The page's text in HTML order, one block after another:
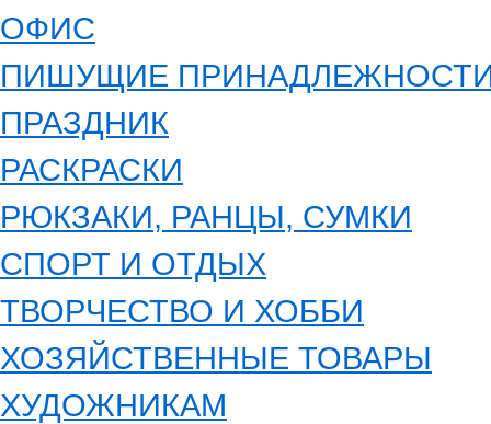
ОФИС
ПИШУЩИЕ
ПРАЗДНИК
РАСКРАСКИ
РЮКЗАКИ, РАНЦЫ, СУМКИ
СПОРТ И ОТДЫХ
ТВОРЧЕСТВО И ХОББИ
ХОЗЯЙСТВЕННЫЕ ТОВАРЫ
ХУДОЖНИКАМ